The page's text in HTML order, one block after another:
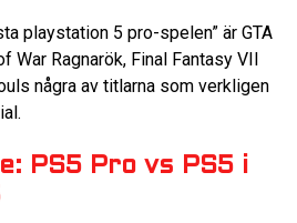
playstation 5 pro-spelen” är GTA
War Ragnarök, Final Fantasy VII
några av titlarna som verkligen
PS5 Pro vs PS5 i